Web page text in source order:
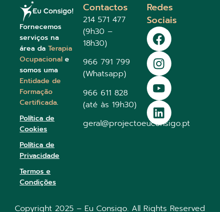
Fornecemos
serviços na
área da Terapia
Ocupacional e
somos uma
Entidade de
Formação
Certificada.
Política de
Cookies
Política de
Privacidade
Termos e
Condições
Contactos
214 571 477
(9h30 –
18h30)
966 791 799
(Whatsapp)
966 611 828
(até às 19h30)
geral@projectoeuconsigo.pt
Redes
Sociais
Copyright 2025 – Eu Consigo. All Rights Reserved